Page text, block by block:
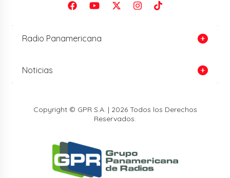
Radio Panamericana
Noticias
Copyright © GPR S.A. | 2026 Todos los Derechos
Reservados.